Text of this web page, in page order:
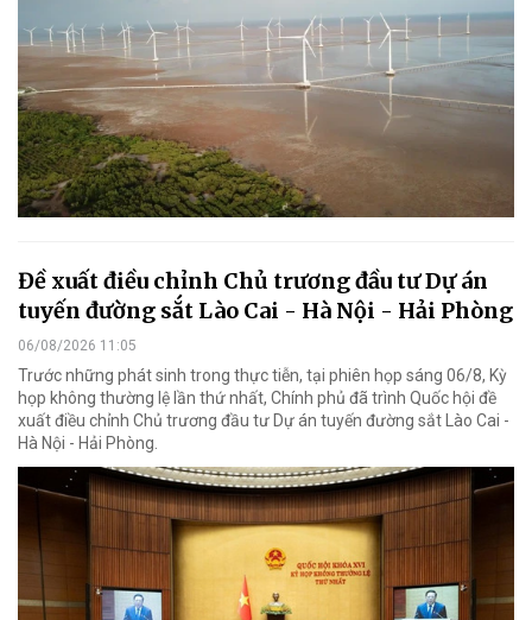
Đề xuất điều chỉnh Chủ trương đầu tư Dự án
tuyến đường sắt Lào Cai - Hà Nội - Hải Phòng
06/08/2026 11:05
Trước những phát sinh trong thực tiễn, tại phiên họp sáng 06/8, Kỳ
họp không thường lệ lần thứ nhất, Chính phủ đã trình Quốc hội đề
xuất điều chỉnh Chủ trương đầu tư Dự án tuyến đường sắt Lào Cai -
Hà Nội - Hải Phòng.